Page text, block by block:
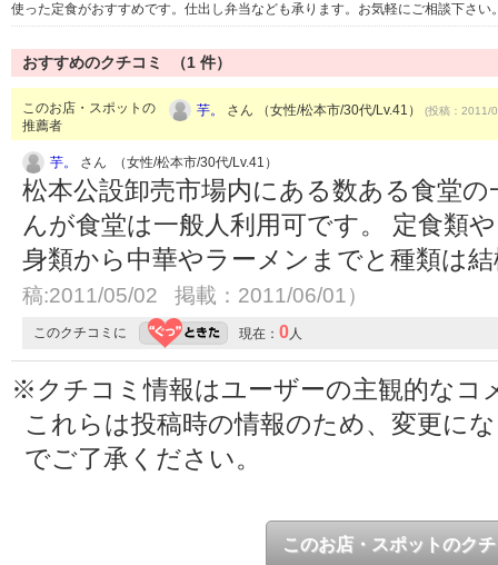
使った定食がおすすめです。仕出し弁当なども承ります。お気軽にご相談下さい
おすすめのクチコミ （1 件）
このお店・スポットの
推薦者
芋。 さん （女性/松本市/30代/Lv.41） (投稿：2011/
芋。 さん （女性/松本市/30代/Lv.41）
松本公設卸売市場内にある数ある食堂
んが食堂は一般人利用可です。 定食類
身類から中華やラーメンまでと種類は
稿:2011/05/02 掲載：2011/06/01）
このクチコミに 現在： 0人
※クチコミ情報はユーザーの主観的なコ
これらは投稿時の情報のため、変更に
でご了承ください。
このお店・スポットのク